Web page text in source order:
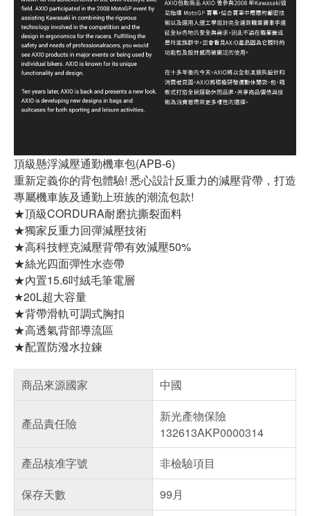
頂級懸浮減壓通勤機車包(APB-6)
重新定義你的背包體驗! 悉心設計反重力的減壓背帶，打造
專屬機車族及通勤上班族的潮流包款!
★頂級CORDURA耐磨抗撕裂面料
★獨家反重力回彈減壓技術
★高科技輕克減壓背帶有效減壓50%
★絲光四面彈性水壺帶
★內置15.6吋絨毛筆電層
★20L超大容量
★背帶滑軌可調式胸扣
★高透氣背部導流區
★配置防潑水拉鍊
商品來源國家 中國
產品責任險
新光產物保險
132613AKP0000314
產品核准字號
非檢驗項目
保存天數
99月